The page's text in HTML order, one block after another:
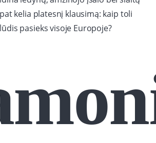
kelia platesnį klausimą: kaip toli
pasieks visoje Europoje?